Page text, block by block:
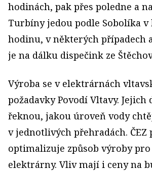
hodinách, pak přes poledne a
Turbíny jedou podle Sobolíka v
hodinu, v některých případech
je na dálku dispečink ze
Výroba se v elektrárnách
požadavky Povodí Vltavy. Jejich
řeknou, jakou úroveň vody
v jednotlivých přehradách. ČEZ
optimalizuje způsob výroby
elektrárny. Vliv mají i ceny na